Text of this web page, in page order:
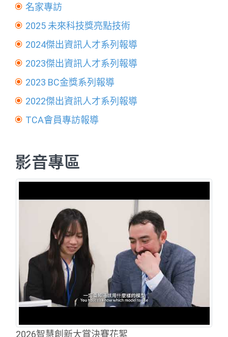
名家專訪
2025 未來科技獎亮點技術
2024傑出資訊人才系列報導
2023傑出資訊人才系列報導
2023 BC金獎系列報導
2022傑出資訊人才系列報導
TCA會員專訪報導
影音專區
2026智慧創新大賞決賽花絮